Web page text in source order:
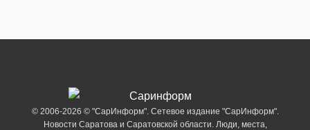
© 2006-2026 © "СарИнформ". Сетевое издание "СарИнформ".
Новости Саратова и Саратовской области. Люди, места,